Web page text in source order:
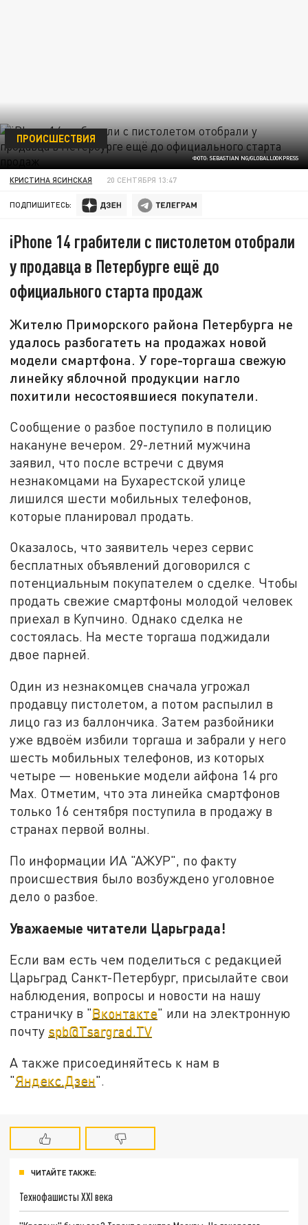
ФОТО: SEBASTIAN NG/GLOBALLOOKPRESS
ПРОИСШЕСТВИЯ
КРИСТИНА ЯСИНСКАЯ 20 СЕНТЯБРЯ 13:47
ПОДПИШИТЕСЬ:
iPhone 14 грабители с пистолетом отобрали
у продавца в Петербурге ещё до
официального старта продаж
Жителю Приморского района Петербурга не
удалось разбогатеть на продажах новой
модели смартфона. У горе-торгаша свежую
линейку яблочной продукции нагло
похитили несостоявшиеся покупатели.
Сообщение о разбое поступило в полицию
накануне вечером. 29-летний мужчина
заявил, что после встречи с двумя
незнакомцами на Бухарестской улице
лишился шести мобильных телефонов,
которые планировал продать.
Оказалось, что заявитель через сервис
бесплатных объявлений договорился с
потенциальным покупателем о сделке. Чтобы
продать свежие смартфоны молодой человек
приехал в Купчино. Однако сделка не
состоялась. На месте торгаша поджидали
двое парней.
Один из незнакомцев сначала угрожал
продавцу пистолетом, а потом распылил в
лицо газ из баллончика. Затем разбойники
уже вдвоём избили торгаша и забрали у него
шесть мобильных телефонов, из которых
четыре — новенькие модели айфона 14 pro
Max. Отметим, что эта линейка смартфонов
только 16 сентября поступила в продажу в
странах первой волны.
По информации ИА "АЖУР", по факту
происшествия было возбуждено уголовное
дело о разбое.
Уважаемые читатели Царьграда!
Если вам есть чем поделиться с редакцией
Царьград Санкт-Петербург, присылайте свои
наблюдения, вопросы и новости на нашу
страничку в "Вконтакте" или на электронную
почту spb@Tsargrad.TV
А также присоединяйтесь к нам в
"Яндекс.Дзен".
ЧИТАЙТЕ ТАКЖЕ:
Технофашисты XXI века